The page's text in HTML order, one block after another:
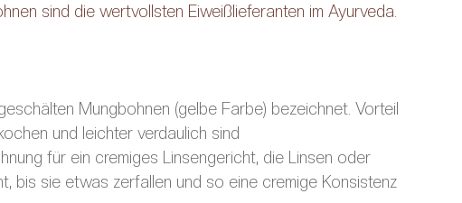
sind die wertvollsten Eiweißlieferanten im Ayurveda.
Mungbohnen (gelbe Farbe) bezeichnet. Vorteil
und leichter verdaulich sind
für ein cremiges Linsengericht, die Linsen oder
bis sie etwas zerfallen und so eine cremige Konsistenz